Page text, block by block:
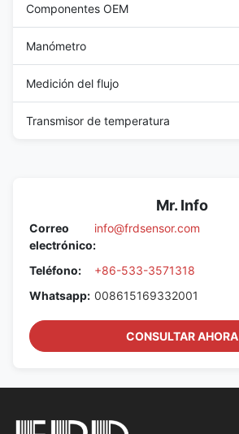
Componentes OEM
Manómetro
Medición del flujo
Transmisor de temperatura
Mr. Info
Correo
electrónico:
info@frdsensor.com
Teléfono:
+86-533-3571318
Whatsapp: 008615169332001
CONSULTAR AHORA